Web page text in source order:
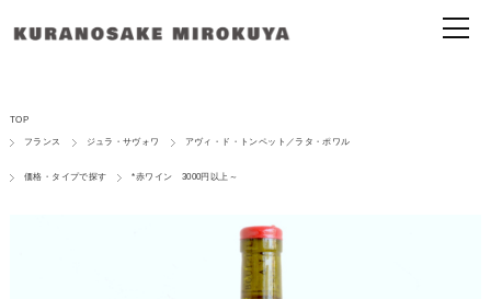
TOP
フランス ジュラ・サヴォワ アヴィ・ド・トンペット／ラタ・ポワル
価格・タイプで探す *赤ワイン 3000円以上～